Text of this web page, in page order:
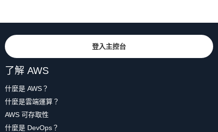
登入主控台
了解 AWS
什麼是 AWS？
什麼是雲端運算？
AWS 可存取性
什麼是 DevOps？